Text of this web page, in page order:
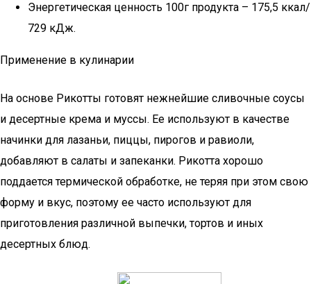
Энергетическая ценность 100г продукта – 175,5 ккал/
729 кДж.
Применение в кулинарии
На основе Рикотты готовят нежнейшие сливочные соусы
и десертные крема и муссы. Ее используют в качестве
начинки для лазаньи, пиццы, пирогов и равиоли,
добавляют в салаты и запеканки. Рикотта хорошо
поддается термической обработке, не теряя при этом свою
форму и вкус, поэтому ее часто используют для
приготовления различной выпечки, тортов и иных
десертных блюд.